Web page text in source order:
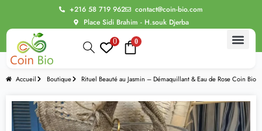
+216 58 719 962
contact@coin-bio.com
Place Sidi Brahim - H.souk Djerba
0
0
Accueil Boutique Rituel Beauté au Jasmin – Démaquillant & Eau de Rose Coin Bio